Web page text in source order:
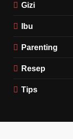
Gizi
Ibu
Parenting
Resep
Tips